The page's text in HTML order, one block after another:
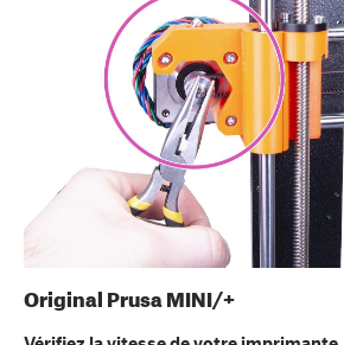
Original Prusa MINI/+